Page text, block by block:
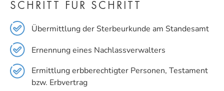
SCHRITT FÜR SCHRITT
Übermittlung der Sterbeurkunde am Standesamt
Ernennung eines Nachlassverwalters
Ermittlung erbberechtigter Personen, Testament
bzw. Erbvertrag